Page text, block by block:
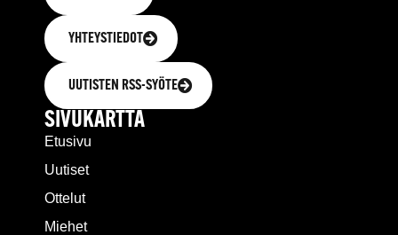
YHTEYSTIEDOT
UUTISTEN RSS-SYÖTE
SIVUKARTTA
Etusivu
Uutiset
Ottelut
Miehet